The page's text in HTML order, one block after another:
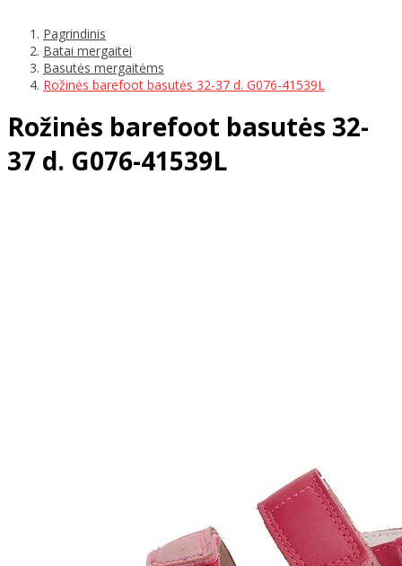
Pagrindinis
Batai mergaitei
Basutės mergaitėms
Rožinės barefoot basutės 32-37 d. G076-41539L
Rožinės barefoot basutės 32-
37 d. G076-41539L